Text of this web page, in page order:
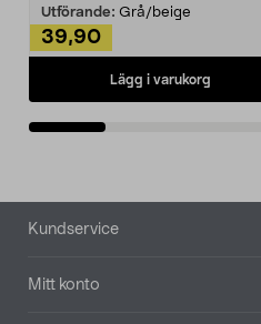
Utförande: Grå/beige
39,90
Lägg i varukorg
Sidfot
Kundservice
Mitt konto